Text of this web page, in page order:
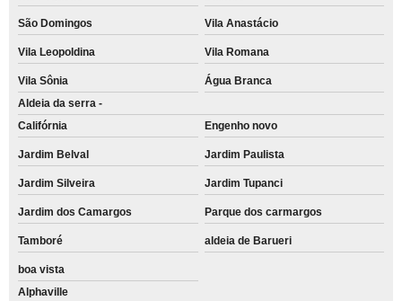
São Domingos Vila Anastácio
Vila Leopoldina Vila Romana
Vila Sônia
Água Branca
Aldeia da serra -
Califórnia
Engenho novo
Jardim Belval Jardim Paulista
Jardim Silveira Jardim Tupanci
Jardim dos Camargos Parque dos carmargos
Tamboré aldeia de Barueri
boa vista
Alphaville